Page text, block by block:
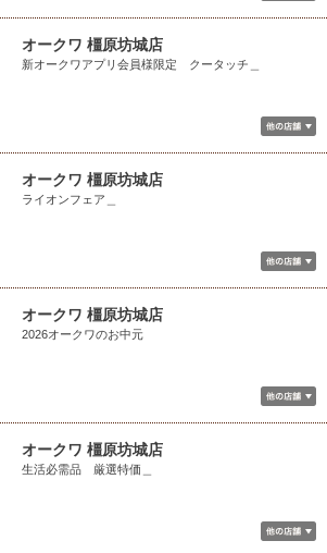
オークワ 橿原坊城店
新オークワアプリ会員様限定 クータッチ＿
オークワ 橿原坊城店
ライオンフェア＿
オークワ 橿原坊城店
2026オークワのお中元
オークワ 橿原坊城店
生活必需品 厳選特価＿